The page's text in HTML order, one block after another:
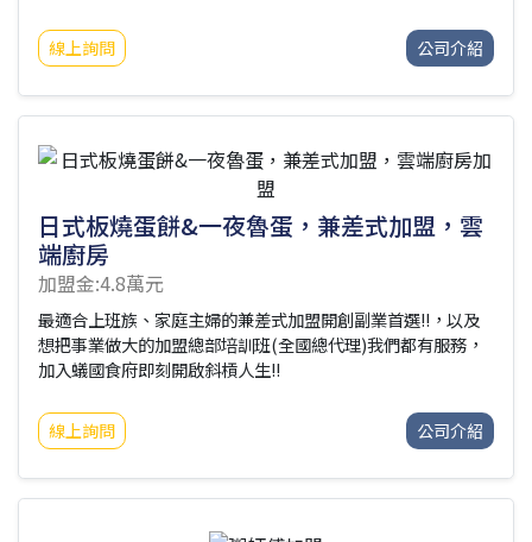
成為一中商圈的熱門拉麵店。2016年，我們在逢甲開設了巴士
拉麵，結合特色創意，讓消費者在享用拉麵的同時，也能感受
市場邀約，在杭州開設加盟分公司。2019年，榮幸地接受東森
爆發，我們迅速研發線上外帶包烏龍麵，受到消費者的喜愛，
方便又衛生，網路訂單一度供不應
線上詢問 公司介紹
日式板燒蛋餅&一夜魯蛋，兼差式加盟，雲
端廚房
加盟金:4.8萬元
最適合上班族、家庭主婦的兼差式加盟開創副業首選!!，以及
想把事業做大的加盟總部培訓班(全國總代理)我們都有服務，
加入蟻國食府即刻開啟斜槓人生!!
線上詢問 公司介紹